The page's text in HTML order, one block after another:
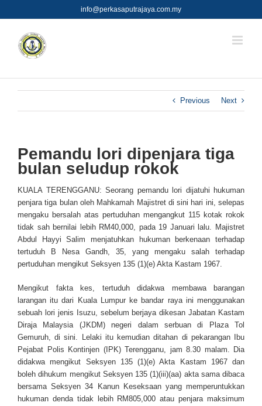
to
info@perkasaputrajaya.com.my
Previous Next
Pemandu lori dipenjara tiga
bulan seludup rokok
KUALA TERENGGANU: Seorang pemandu lori dijatuhi hukuman
penjara tiga bulan oleh Mahkamah Majistret di sini hari ini, selepas
mengaku bersalah atas pertuduhan mengangkut 115 kotak rokok
tidak sah bernilai lebih RM40,000, pada 19 Januari lalu. Majistret
Abdul Hayyi Salim menjatuhkan hukuman berkenaan terhadap
tertuduh B Nesa Gandh, 35, yang mengaku salah terhadap
pertuduhan mengikut Seksyen 135 (1)(e) Akta Kastam 1967.
Mengikut fakta kes, tertuduh didakwa membawa barangan
larangan itu dari Kuala Lumpur ke bandar raya ini menggunakan
sebuah lori jenis Isuzu, sebelum berjaya dikesan Jabatan Kastam
Diraja Malaysia (JKDM) negeri dalam serbuan di Plaza Tol
Gemuruh, di sini. Lelaki itu kemudian ditahan di pekarangan Ibu
Pejabat Polis Kontinjen (IPK) Terengganu, jam 8.30 malam. Dia
didakwa mengikut Seksyen 135 (1)(e) Akta Kastam 1967 dan
boleh dihukum mengikut Seksyen 135 (1)(iii)(aa) akta sama dibaca
bersama Seksyen 34 Kanun Keseksaan yang memperuntukkan
hukuman denda tidak lebih RM805,000 atau penjara maksimum